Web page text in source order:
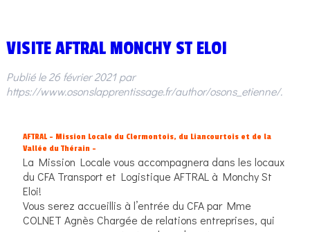
VISITE AFTRAL MONCHY ST ELOI
Publié le26 février 2021par
https://www.osonslapprentissage.fr/author/osons_etienne/.
AFTRAL – Mission Locale du Clermontois, du Liancourtois et de la
Vallée du Thérain –
La Mission Locale vous accompagnera dans les locaux
du CFA Transport et Logistique AFTRAL à Monchy St
Eloi!
Vous serez accueillis à l’entrée du CFA par Mme
COLNET Agnès Chargée de relations entreprises, qui